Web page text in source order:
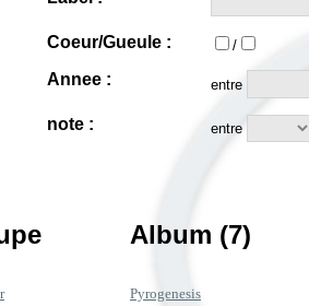
Coeur/Gueule : /
Annee : entre
note : entre
Album (7)
Pyrogenesis